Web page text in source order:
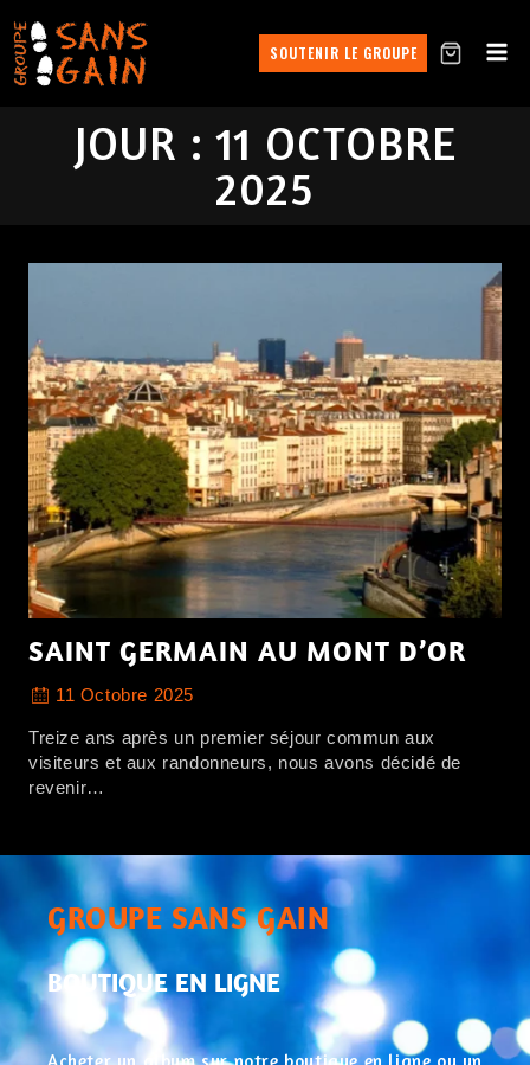
SOUTENIR LE GROUPE
JOUR : 11 OCTOBRE
2025
SAINT GERMAIN AU MONT D’OR
11 Octobre 2025
Treize ans après un premier séjour commun aux
visiteurs et aux randonneurs, nous avons décidé de
revenir…
GROUPE SANS GAIN
BOUTIQUE EN LIGNE